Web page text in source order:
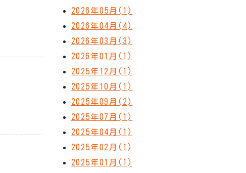
2026年05月(1)
2026年04月(4)
2026年03月(3)
2026年01月(1)
2025年12月(1)
2025年10月(1)
2025年09月(2)
2025年07月(1)
2025年04月(1)
2025年02月(1)
2025年01月(1)